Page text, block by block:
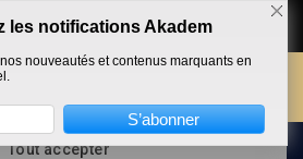
Faire un don
?
Découvrez les
!
Tout accepter
les notifications Akadem
nouveautés et contenus marquants en
S’abonner